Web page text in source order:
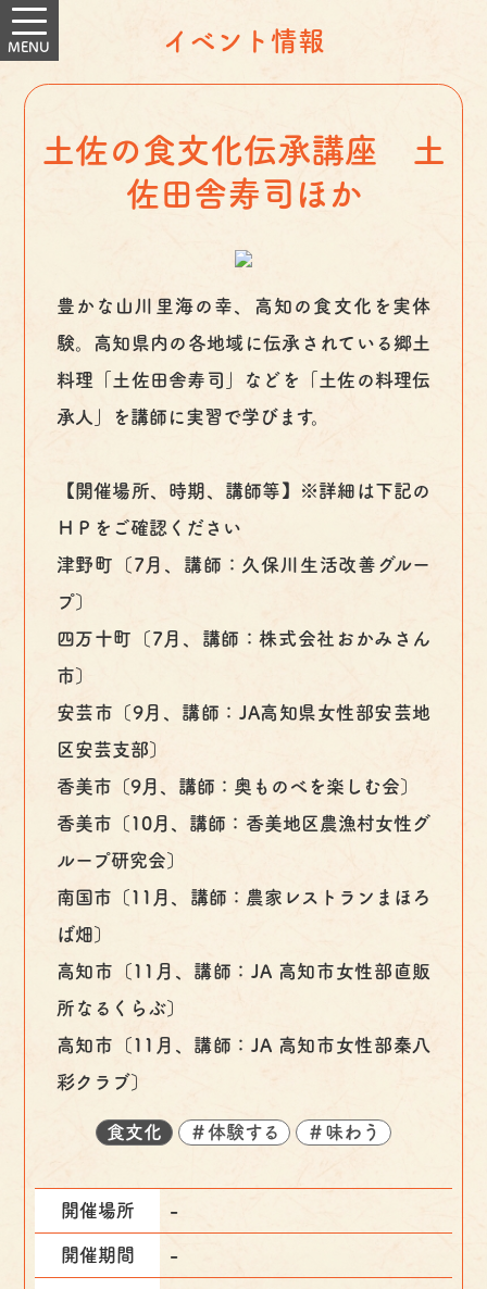
イベント情報
土佐の食文化伝承講座 土
佐田舎寿司ほか
豊かな山川里海の幸、高知の食文化を実体
験。高知県内の各地域に伝承されている郷土
料理「土佐田舎寿司」などを「土佐の料理伝
承人」を講師に実習で学びます。
【開催場所、時期、講師等】※詳細は下記の
ＨＰをご確認ください
津野町〔7月、講師：久保川生活改善グルー
プ〕
四万十町〔7月、講師：株式会社おかみさん
市〕
安芸市〔9月、講師：JA高知県女性部安芸地
区安芸支部〕
香美市〔9月、講師：奥ものべを楽しむ会〕
香美市〔10月、講師：香美地区農漁村女性グ
ループ研究会〕
南国市〔11月、講師：農家レストランまほろ
ば畑〕
高知市〔11月、講師：JA 高知市女性部直販
所なるくらぶ〕
高知市〔11月、講師：JA 高知市女性部秦八
彩クラブ〕
食文化 ＃体験する ＃味わう
開催場所 -
開催期間 -